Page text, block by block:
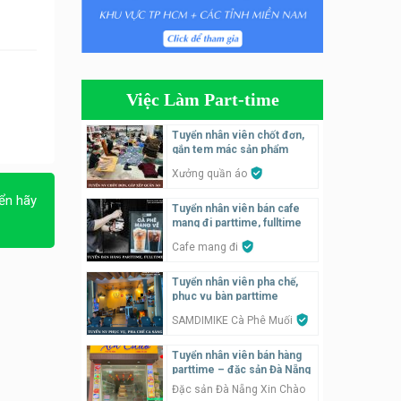
hãy
Tuyển nhân viên tiếp thực,
phục vụ bàn
– hỗ trợ ăn ở
Quán bánh đa cua
parttime
Tuyển nhân viên bán hàng
parttime
Húp Tea
Tuyển nhân viên pha chế
tiệm trà sữa
TRÀ SỮA THÁI LAN
Việc Làm Part-time
Tuyển nhân viên chốt đơn,
gắn tem mác sản phẩm
Xưởng quần áo
Tuyển nhân viên bán cafe
mang đi parttime, fulltime
Cafe mang đi
Tuyển nhân viên pha chế,
phục vụ bàn parttime
SAMDIMIKE Cà Phê Muối
Tuyển nhân viên bán hàng
parttime – đặc sản Đà Nẵng
Đặc sản Đà Nẵng Xin Chào